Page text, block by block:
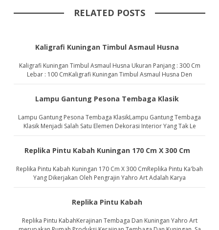
RELATED POSTS
Kaligrafi Kuningan Timbul Asmaul Husna
Kaligrafi Kuningan Timbul Asmaul Husna Ukuran Panjang : 300 Cm
Lebar : 100 CmKaligrafi Kuningan Timbul Asmaul Husna Den
Lampu Gantung Pesona Tembaga Klasik
Lampu Gantung Pesona Tembaga KlasikLampu Gantung Tembaga
Klasik Menjadi Salah Satu Elemen Dekorasi Interior Yang Tak Le
Replika Pintu Kabah Kuningan 170 Cm X 300 Cm
Replika Pintu Kabah Kuningan 170 Cm X 300 CmReplika Pintu Ka'bah
Yang Dikerjakan Oleh Pengrajin Yahro Art Adalah Karya
Replika Pintu Kabah
Replika Pintu KabahKerajinan Tembaga Dan Kuningan Yahro Art